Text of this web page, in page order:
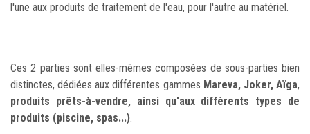
l'une aux produits de traitement de l'eau, pour l'autre au matériel.
Ces 2 parties sont elles-mêmes composées de sous-parties bien
distinctes, dédiées aux différentes gammes Mareva, Joker, Aïga,
produits prêts-à-vendre, ainsi qu'aux différents types de
produits (piscine, spas...).